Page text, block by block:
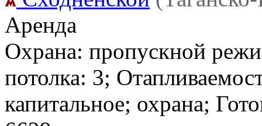
Аренда
Охрана: пропускной
потолка: 3;
капитальное; охрана;